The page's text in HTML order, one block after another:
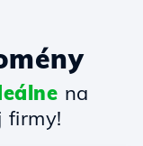
na
firmy!